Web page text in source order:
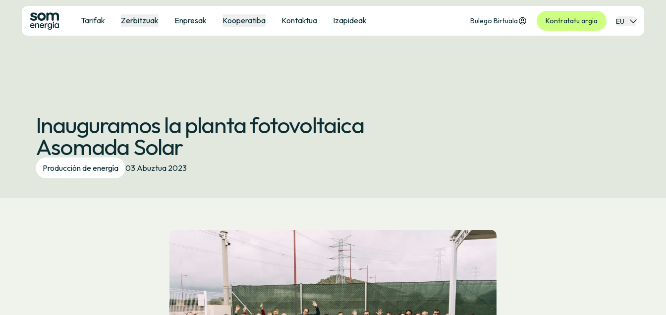
Tarifak Zerbitzuak Enpresak Kooperatiba Kontaktua Izapideak Bulego Birtuala Kontratatu argia EU
Inauguramos la planta fotovoltaica
Asomada Solar
Producción de energía 03 Abuztua 2023